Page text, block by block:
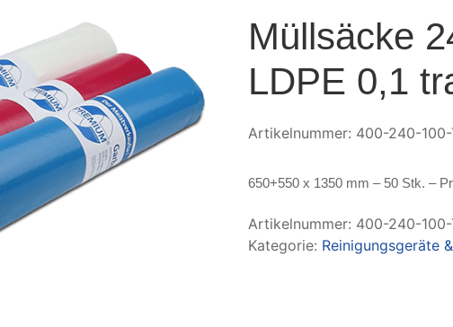
Müllsäcke
LDPE 0,1
Artikelnummer: 400-240-
650+550 x 1350 mm – 50 Stk. –
Artikelnummer: 400-240-
Kategorie: Reinigungsgeräte